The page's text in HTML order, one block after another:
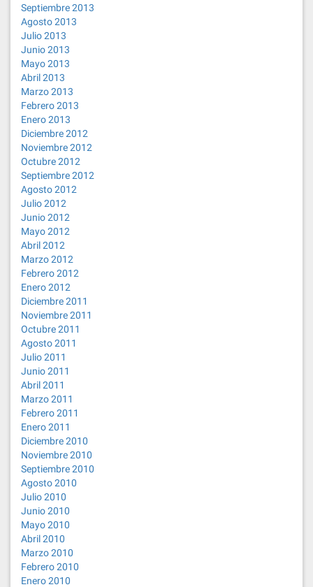
Septiembre 2013
Agosto 2013
Julio 2013
Junio 2013
Mayo 2013
Abril 2013
Marzo 2013
Febrero 2013
Enero 2013
Diciembre 2012
Noviembre 2012
Octubre 2012
Septiembre 2012
Agosto 2012
Julio 2012
Junio 2012
Mayo 2012
Abril 2012
Marzo 2012
Febrero 2012
Enero 2012
Diciembre 2011
Noviembre 2011
Octubre 2011
Agosto 2011
Julio 2011
Junio 2011
Abril 2011
Marzo 2011
Febrero 2011
Enero 2011
Diciembre 2010
Noviembre 2010
Septiembre 2010
Agosto 2010
Julio 2010
Junio 2010
Mayo 2010
Abril 2010
Marzo 2010
Febrero 2010
Enero 2010